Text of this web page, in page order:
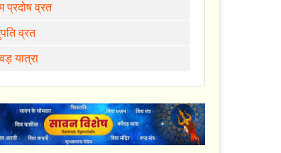
प्रदोष व्रत
व्रत
यात्रा